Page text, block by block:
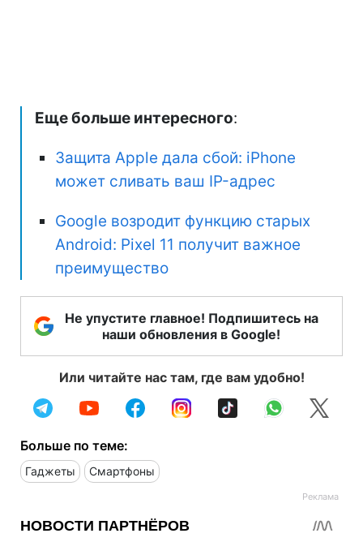
Еще больше интересного:
Защита Apple дала сбой: iPhone
может сливать ваш IP-адрес
Google возродит функцию старых
Android: Pixel 11 получит важное
преимущество
Не упустите главное! Подпишитесь на
наши обновления в Google!
Или читайте нас там, где вам удобно!
Больше по теме:
Гаджеты Смартфоны